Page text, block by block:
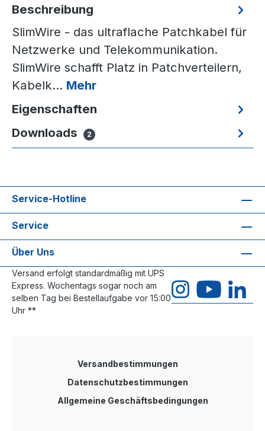
Beschreibung
SlimWire - das ultraflache Patchkabel für
Netzwerke und Telekommunikation.
SlimWire schafft Platz in Patchverteilern,
Kabelk… Mehr
Eigenschaften
Downloads
2
Service-Hotline
Service
Über Uns
Versand erfolgt standardmäßig mit UPS
Express. Wochentags sogar noch am
selben Tag bei Bestellaufgabe vor 15:00
Uhr **
Versandbestimmungen
Datenschutzbestimmungen
Allgemeine Geschäftsbedingungen